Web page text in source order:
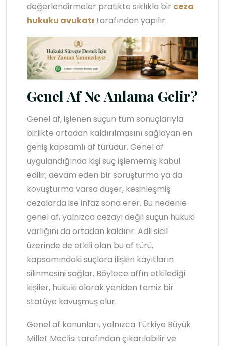
değerlendirmeler pratikte sıklıkla bir ceza
hukuku avukatı tarafından yapılır.
Genel Af Ne Anlama Gelir?
Genel af, işlenen suçun tüm sonuçlarıyla
birlikte ortadan kaldırılmasını sağlayan en
geniş kapsamlı af türüdür. Genel af
uygulandığında kişi suç işlememiş kabul
edilir; devam eden bir soruşturma ya da
kovuşturma varsa düşer, kesinleşmiş
cezalarda ise infaz sona erer. Bu nedenle
genel af, yalnızca cezayı değil suçun hukuki
varlığını da ortadan kaldırır. Adli sicil
üzerinde de etkili olan bu af türü,
kapsamındaki suçlara ilişkin kayıtların
silinmesini sağlar. Böylece affın etkilediği
kişiler, hukuki olarak yeniden temiz bir
statüye kavuşmuş olur.
Genel af kanunları, yalnızca Türkiye Büyük
Millet Meclisi tarafından çıkarılabilir ve